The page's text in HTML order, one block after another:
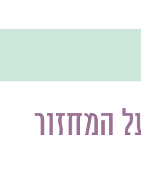
המחזור